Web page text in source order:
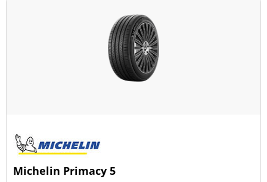
Michelin Primacy 5